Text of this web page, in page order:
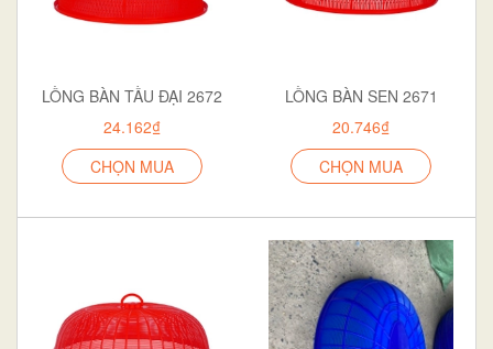
LỒNG BÀN TẦU ĐẠI 2672
24.162₫
CHỌN MUA
LỒNG BÀN SEN 2671
20.746₫
CHỌN MUA